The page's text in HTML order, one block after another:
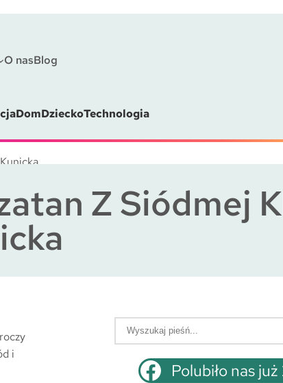
O nasBlog
DomDzieckoTechnologia
Z Siódmej
i
z
Polubiło nas